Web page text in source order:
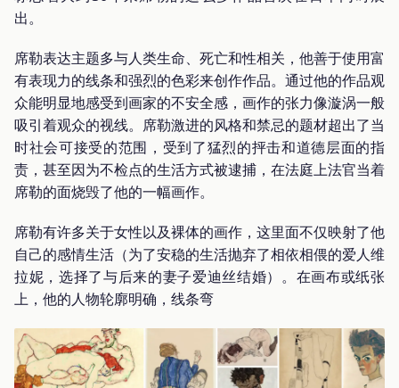
出。
席勒表达主题多与人类生命、死亡和性相关，他善于使用富
有表现力的线条和强烈的色彩来创作作品。通过他的作品观
众能明显地感受到画家的不安全感，画作的张力像漩涡一般
吸引着观众的视线。席勒激进的风格和禁忌的题材超出了当
时社会可接受的范围，受到了猛烈的抨击和道德层面的指
责，甚至因为不检点的生活方式被逮捕，在法庭上法官当着
席勒的面烧毁了他的一幅画作。
席勒有许多关于女性以及裸体的画作，这里面不仅映射了他
自己的感情生活（为了安稳的生活抛弃了相依相偎的爱人维
拉妮，选择了与后来的妻子爱迪丝结婚）。在画布或纸张
上，他的人物轮廓明确，线条弯